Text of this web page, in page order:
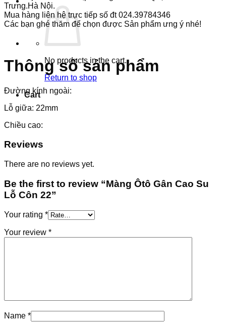
No products in the cart.
Return to shop
Cart
Trưng.Hà Nội.
Mua hàng liên hệ trực tiếp số đt 024.39784346
Các bạn ghé thăm để chọn được Sản phẩm ưng ý nhé!
Thông số sản phẩm
Đường kính ngoài:
Lỗ giữa: 22mm
Chiều cao:
Reviews
There are no reviews yet.
Be the first to review “Màng Ôtô Gân Cao Su
Lỗ Côn 22”
Your rating *
Your review *
Name *